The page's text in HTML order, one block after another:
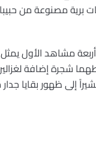
برية مصنوعة من
مشاهد الأول
شجرة إضافة
إلى ظهور بقايا